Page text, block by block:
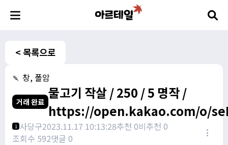
< 목록으로
🍡 창, 폴암
거래 완료
물고기 작살 / 250 / 5 명작 /
https://open.kakao.com/o/
1 사당구2023.11.17 10:13:28추천 0비추천 0
조회수 592댓글 0